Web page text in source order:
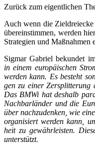
Zurück zum eigent­li­chen
Auch wenn die
über­ein­stim­men, wer­den
Stra­te­gien und Maß­nah­men
Sig­mar Gabri­el bekun­det
in einem euro­päi­schen
wer­den kann. Es besteht
gen zu einer Zer­split­te­rung
Das BMWi hat des­halb
Nach­bar­län­der und die
über nach­zu­den­ken, wie
orga­ni­siert wer­den kann,
heit zu gewähr­leis­ten.
unterstützt.